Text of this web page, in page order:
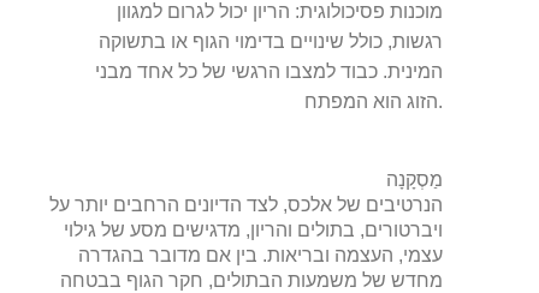
מוכנות פסיכולוגית: הריון יכול לגרום למגוון
רגשות, כולל שינויים בדימוי הגוף או בתשוקה
המינית. כבוד למצבו הרגשי של כל אחד מבני
הזוג הוא המפתח.
מַסְקָנָה
הנרטיבים של אלכס, לצד הדיונים הרחבים יותר על
ויברטורים, בתולים והריון, מדגישים מסע של גילוי
עצמי, העצמה ובריאות. בין אם מדובר בהגדרה
מחדש של משמעות הבתולים, חקר הגוף בבטחה